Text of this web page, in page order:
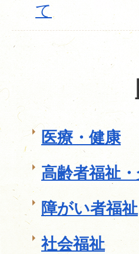
て
医療・健康
高齢者福祉
障がい者福祉
社会福祉